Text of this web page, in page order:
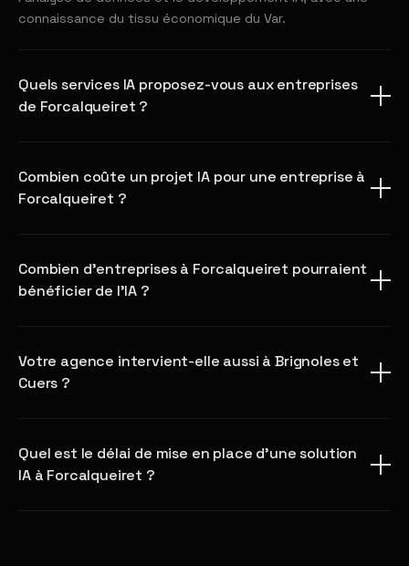
connaissance du tissu économique du Var.
Quels services IA proposez-vous aux entreprises
de Forcalqueiret ?
Combien coûte un projet IA pour une entreprise à
Forcalqueiret ?
Combien d'entreprises à Forcalqueiret pourraient
bénéficier de l'IA ?
Votre agence intervient-elle aussi à Brignoles et
Cuers ?
Quel est le délai de mise en place d'une solution
IA à Forcalqueiret ?